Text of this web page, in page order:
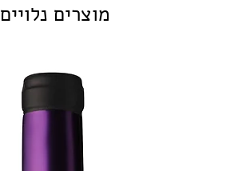
מוצרים נלויים